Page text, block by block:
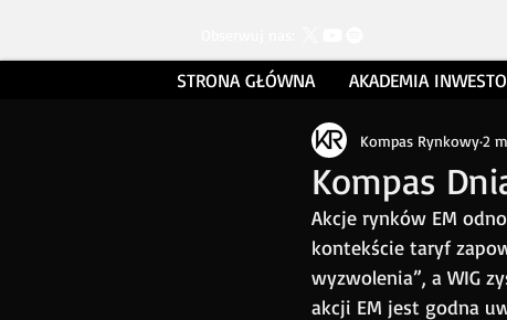
STRONA GŁÓWNA AKADEMIA
Kompas
Kompas Rynkowy2
Akcje rynków EM
kontekście taryf
wyzwolenia”, a WIG
akcji EM jest godna